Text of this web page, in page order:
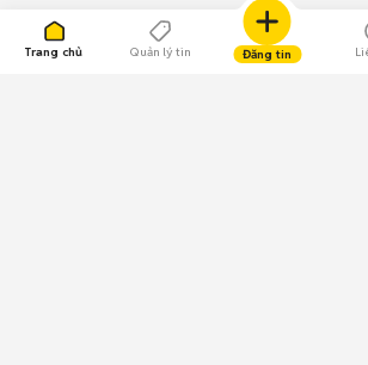
Trang chủ Quản lý tin Đăng tin